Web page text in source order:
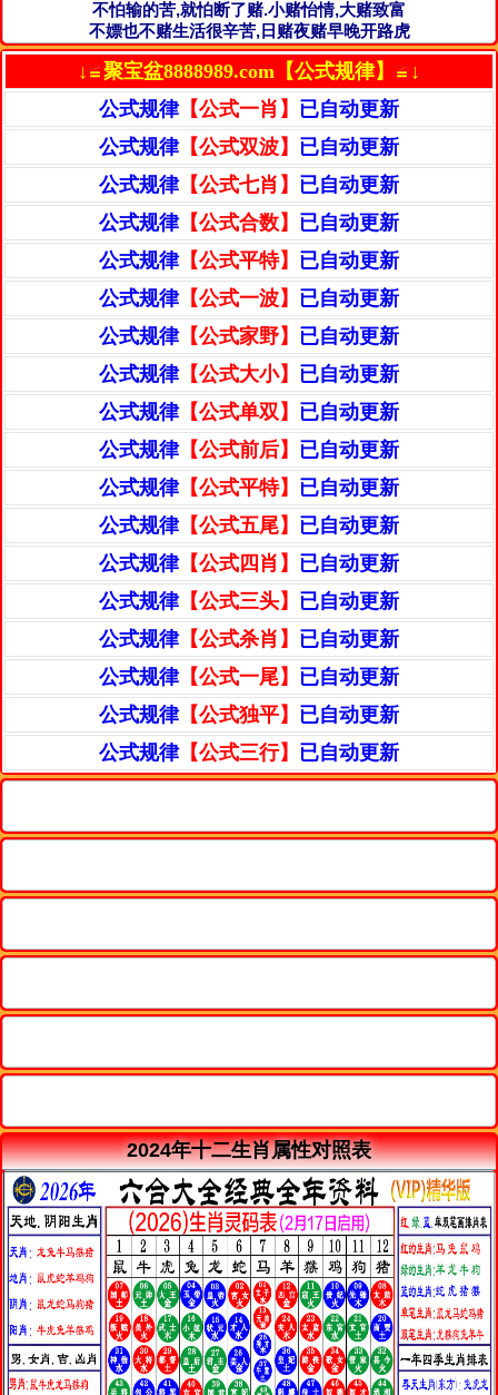
不怕输的苦,就怕断了赌.小赌怡情,大赌致富
不嫖也不赌生活很辛苦,日赌夜赌早晚开路虎
↓≌聚宝盆8888989.com【公式规律】≌↓
公式规律【公式一肖】 已自动更新
公式规律【公式双波】 已自动更新
公式规律【公式七肖】 已自动更新
公式规律【公式合数】 已自动更新
公式规律【公式平特】 已自动更新
公式规律【公式一波】 已自动更新
公式规律【公式家野】 已自动更新
公式规律【公式大小】 已自动更新
公式规律【公式单双】 已自动更新
公式规律【公式前后】 已自动更新
公式规律【公式平特】 已自动更新
公式规律【公式五尾】 已自动更新
公式规律【公式四肖】 已自动更新
公式规律【公式三头】 已自动更新
公式规律【公式杀肖】 已自动更新
公式规律【公式一尾】 已自动更新
公式规律【公式独平】 已自动更新
公式规律【公式三行】 已自动更新
2024年十二生肖属性对照表